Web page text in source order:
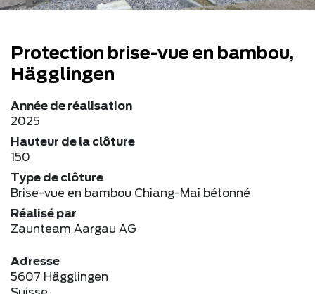
Protection brise-vue en bambou,
Hägglingen
Année de réalisation
2025
Hauteur de la clôture
150
Type de clôture
Brise-vue en bambou Chiang-Mai bétonné
Réalisé par
Zaunteam Aargau AG
Adresse
5607 Hägglingen